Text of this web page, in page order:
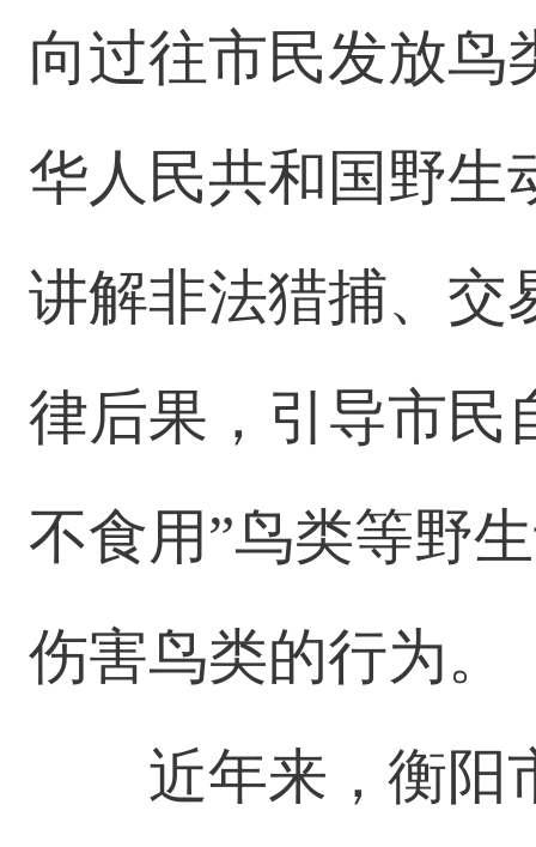
向过往市民发放鸟
华人民共和国野生
讲解非法猎捕、交
律后果，引导市民
不食用”鸟类等野
伤害鸟类的行为。
近年来，衡阳